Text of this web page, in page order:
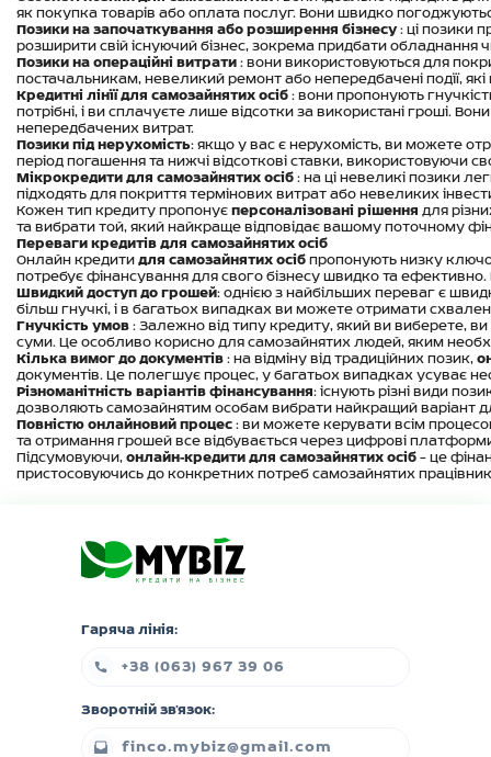
як покупка товарів або оплата послуг. Вони швидко
Позики на започаткування або розширення бізнесу : ці позики
розширити свій існуючий бізнес, зокрема придбати обладнання
Позики на операційні витрати : вони використовуються для
постачальникам, невеликий ремонт або непередбачені події,
Кредитні лінії для самозайнятих осіб : вони пропонують
потрібні, і ви сплачуєте лише відсотки за використані гроші.
непередбачених витрат.
Позики під нерухомість: якщо у вас є нерухомість, ви можете
період погашення та нижчі відсоткові ставки, використовуючи
Мікрокредити для самозайнятих осіб : на ці невеликі позики
підходять для покриття термінових витрат або невеликих
Кожен тип кредиту пропонує персоналізовані рішення для
та вибрати той, який найкраще відповідає вашому поточному
Переваги кредитів для самозайнятих осіб
Онлайн кредити для самозайнятих осіб пропонують низку
потребує фінансування для свого бізнесу швидко та
Швидкий доступ до грошей: однією з найбільших переваг є
більш гнучкі, і в багатьох випадках ви можете отримати
Гнучкість умов : Залежно від типу кредиту, який ви виберете,
суми. Це особливо корисно для самозайнятих людей, яким
Кілька вимог до документів : на відміну від традиційних позик,
документів. Це полегшує процес, у багатьох випадках усуває
Різноманітність варіантів фінансування: існують різні види
дозволяють самозайнятим особам вибрати найкращий варіант для
Повністю онлайновий процес : ви можете керувати всім
та отримання грошей все відбувається через цифрові
Підсумовуючи, онлайн-кредити для самозайнятих осіб – це
пристосовуючись до конкретних потреб самозайнятих
Гаряча лінія:
+38 (063) 967 39 06
Зворотній зв'язок:
finco.mybiz@gmail.com